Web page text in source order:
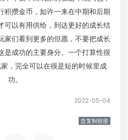
积攒金币，如许一来在中期和后期
可以有用供给，到达更好的成长结
家们看到更多的但愿，不要把成长
是成功的主要身分。一个打算性很
，完全可以在很是短的时候里成
功。
2022-05-04
复制链接